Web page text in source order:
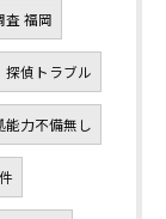
査 福岡
探偵トラブル
能力不備無し